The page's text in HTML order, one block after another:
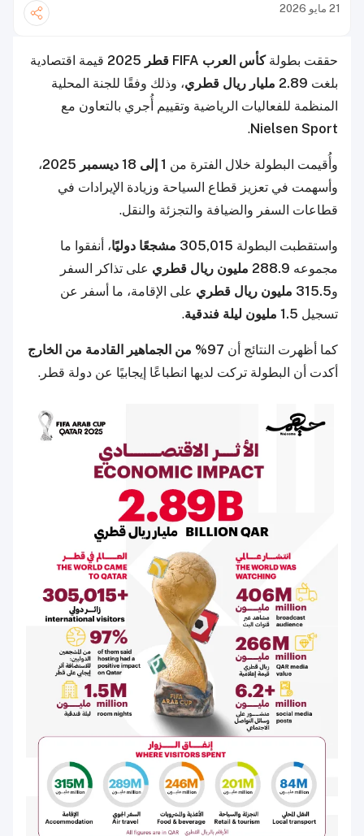
21 مايو 2026
حققت بطولةكأس العرب FIFA قطر 2025
قيمة اقتصادية
بلغت 2.89 مليار ريال قطري
، وذلك وفقًا للجنة المحلية
المنظمة للفعاليات الرياضية وتقييم أُجري بالتعاون مع
Nielsen Sport
.
وأُقيمت البطولة خلال الفترة من 1 إلى 18 ديسمبر 2025
،
وأسهمت في تعزيز قطاع السياحة وزيادة الإيرادات في
قطاعات السفر والضيافة والتجزئة والنقل.
واستقطبت البطولة 305,015 مشجعًا دوليًا
، أنفقوا ما
مجموعه 288.9 مليون ريال قطري
على تذاكر السفر
و315.5 مليون ريال قطري
على الإقامة، ما أسفر عن
تسجيل 1.5 مليون ليلة فندقية .
كما أظهرت النتائج أن 97% من الجماهير القادمة من الخارج
أكدت أن البطولة تركت لديها انطباعًا إيجابيًا عن دولة قطر.